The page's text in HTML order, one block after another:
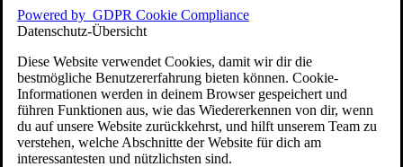
Powered by GDPR Cookie Compliance
Datenschutz-Übersicht
Diese Website verwendet Cookies, damit wir dir die
bestmögliche Benutzererfahrung bieten können. Cookie-
Informationen werden in deinem Browser gespeichert und
führen Funktionen aus, wie das Wiedererkennen von dir, wenn
du auf unsere Website zurückkehrst, und hilft unserem Team zu
verstehen, welche Abschnitte der Website für dich am
interessantesten und nützlichsten sind.